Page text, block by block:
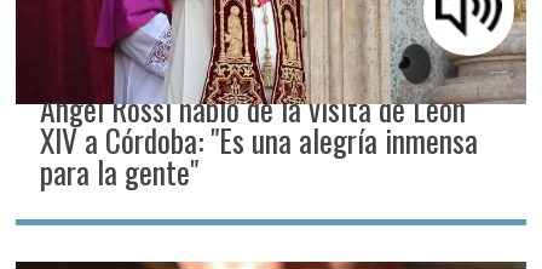
Ángel Rossi habló de la visita de León
XIV a Córdoba: "Es una alegría inmensa
para la gente"